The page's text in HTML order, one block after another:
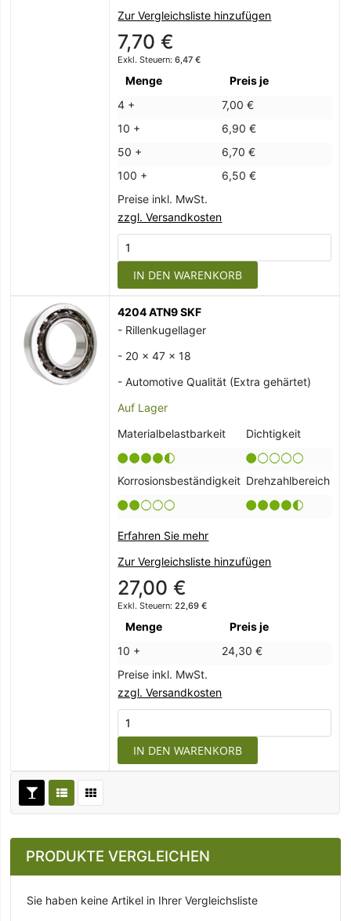
Zur Vergleichsliste hinzufügen
7,70 €
6,47 €
Menge
Preis je
4 +
7,00 €
10 +
6,90 €
50 +
6,70 €
100 +
6,50 €
Preise inkl. MwSt.
zzgl. Versandkosten
IN DEN WARENKORB
4204 ATN9 SKF
- Rillenkugellager
- 20 x 47 x 18
- Automotive Qualität (Extra gehärtet)
Auf Lager
Materialbelastbarkeit
Dichtigkeit
Korrosionsbeständigkeit Drehzahlbereich
Erfahren Sie mehr
Zur Vergleichsliste hinzufügen
27,00 €
22,69 €
Menge
Preis je
10 +
24,30 €
Preise inkl. MwSt.
zzgl. Versandkosten
IN DEN WARENKORB
PRODUKTE VERGLEICHEN
Sie haben keine Artikel in Ihrer Vergleichsliste